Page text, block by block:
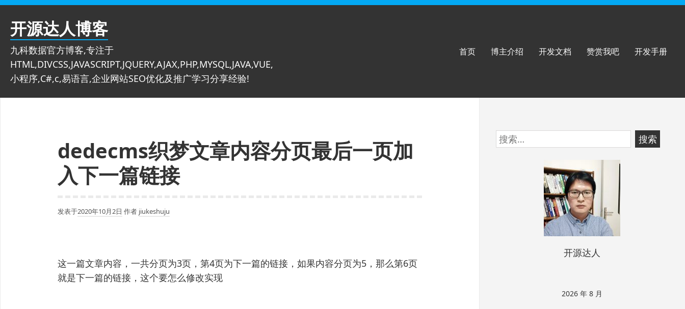
跳
开源达人博客
九科数据官方博客,专注于
HTML,DIVCSS,JAVASCRIPT,JQUERY,AJAX,PHP,MYSQL,JAVA,VUE,
小程序,C#,c,易语言,企业网站SEO优化及推广学习分享经验!
首页 博主介绍 开发文档 赞赏我吧 开发手册
dedecms织梦文章内容分页最后一页加
入下一篇链接
发表于2020年10月2日 作者 jiukeshuju
这一篇文章内容，一共分页为3页，第4页为下一篇的链接，如果内容分页为5，那么第6页
就是下一篇的链接，这个要怎么修改实现
跳
至
搜
索：
开源达人
2026 年 8 月